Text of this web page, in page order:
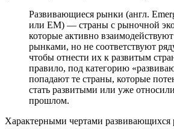
Развивающиеся рынки (англ.
или EM) — страны с рыночной
которые активно
рынками, но не соответствуют
чтобы отнести их к развитым
правило, под категорию
попадают те страны, которые
стать развитыми или уже
прошлом.
Характерными чертами развивающихся